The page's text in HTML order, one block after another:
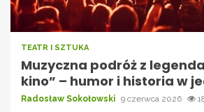
TEATR I SZTUKA
Muzyczna podróż z
kino” – humor i historia w
Radosław Sokołowski 9 czerwca 2026